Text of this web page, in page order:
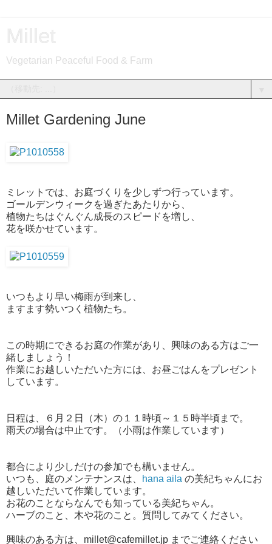
Vegetarian Peaceful Food & Farm
Millet Gardening June
ミレットでは、お庭づくりを少しずつ行っています。
ゴールデンウィークを過ぎたあたりから、
植物たちはぐんぐん成長のスピードを増し、
花を咲かせています。
いつもより早い梅雨が到来し、
ますます勢いつく植物たち。
この時期にできるお庭の作業があり、興味のある方はご一
緒しましょう！
作業にお越しいただいた方には、お昼ごはんをプレゼント
しています。
日程は、６月２日（木）の１１時頃～１５時半頃まで。
雨天の場合は中止です。（小雨は作業しています）
都合により少しだけの参加でも構いません。
いつも、庭のメンテナンスは、
hana aila の美紀ちゃんにお
越しいただいて作業しています。
お花のことならなんでも知っている美紀ちゃん。
ハーブのこと、木や花のこと。質問してみてください。
興味のある方は、millet@cafemillet.jp までご連絡ください